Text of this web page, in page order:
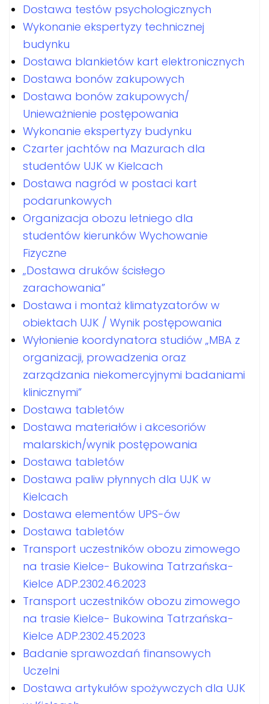
Dostawa testów psychologicznych
Wykonanie ekspertyzy technicznej
budynku
Dostawa blankietów kart elektronicznych
Dostawa bonów zakupowych
Dostawa bonów zakupowych/
Unieważnienie postępowania
Wykonanie ekspertyzy budynku
Czarter jachtów na Mazurach dla
studentów UJK w Kielcach
Dostawa nagród w postaci kart
podarunkowych
Organizacja obozu letniego dla
studentów kierunków Wychowanie
Fizyczne
„Dostawa druków ścisłego
zarachowania”
Dostawa i montaż klimatyzatorów w
obiektach UJK / Wynik postępowania
Wyłonienie koordynatora studiów „MBA z
organizacji, prowadzenia oraz
zarządzania niekomercyjnymi badaniami
klinicznymi”
Dostawa tabletów
Dostawa materiałów i akcesoriów
malarskich/wynik postępowania
Dostawa tabletów
Dostawa paliw płynnych dla UJK w
Kielcach
Dostawa elementów UPS-ów
Dostawa tabletów
Transport uczestników obozu zimowego
na trasie Kielce- Bukowina Tatrzańska-
Kielce ADP.2302.46.2023
Transport uczestników obozu zimowego
na trasie Kielce- Bukowina Tatrzańska-
Kielce ADP.2302.45.2023
Badanie sprawozdań finansowych
Uczelni
Dostawa artykułów spożywczych dla UJK